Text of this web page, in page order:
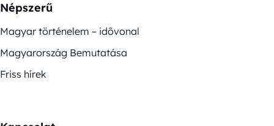
Népszerű
Magyar történelem – idővonal
Magyarország Bemutatása
Friss hírek